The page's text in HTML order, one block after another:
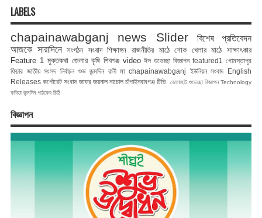
LABELS
chapainawabganj news Slider
বিশেষ প্রতিবেদন
আজকে সারাদিনে সংগঠন সংবাদ শিক্ষাঙ্গন রাজনীতির মাঠে শোক খেলার মাঠে
সাক্ষাৎকার
Feature 1 মুক্তকথা জেলার কৃষি শিবগঞ্জ video ঈদ শুভেচ্ছা বিজ্ঞাপন featured1
গোমস্তাপুর
ফিচার জাতীয় সংসদ নির্বাচন শুভ জন্মদিন রানী মা chapainawabganj ইউনিয়ন সংবাদ English
Releases কর্পোরেট সংবাদ জাফর জয়নাল নাচোল চাঁপাইনবাবগঞ্জ টিভি ভোলাহাট শুভেচ্ছা বিজ্ঞাপন Technology
কবিতা জন্মদিন পাঠকের চিঠি
বিজ্ঞাপন